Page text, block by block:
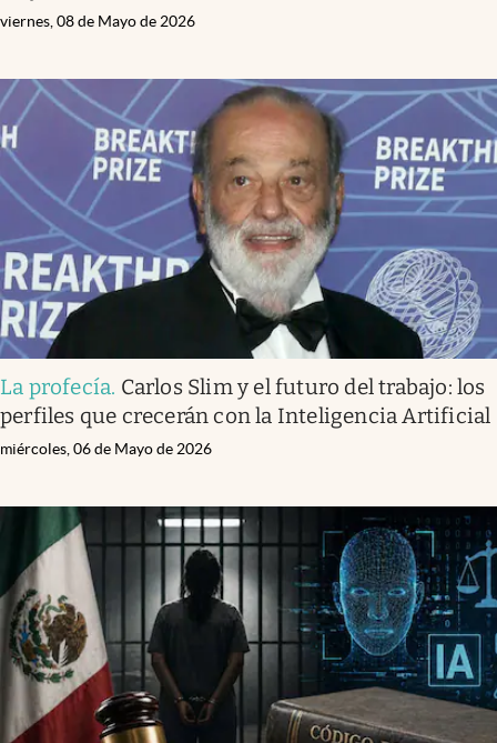
viernes, 08 de Mayo de 2026
La profecía. Carlos Slim y el futuro del trabajo: los
perfiles que crecerán con la Inteligencia Artificial
miércoles, 06 de Mayo de 2026